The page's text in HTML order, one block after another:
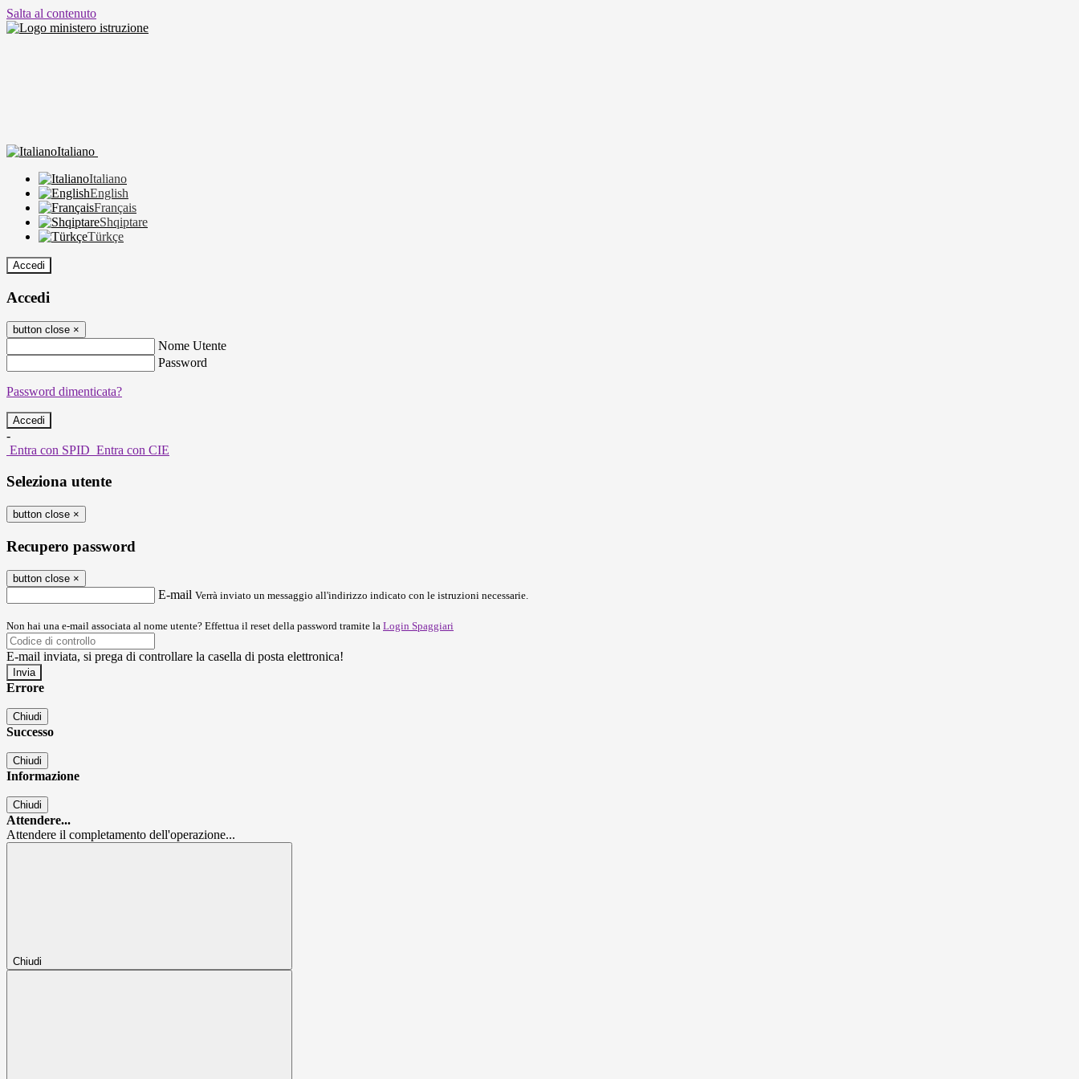
Salta al contenuto
Italiano
Italiano
English
Français
Shqiptare
Türkçe
Accedi
Accedi
button close ×
Nome Utente
Password
Password dimenticata?
-
Entra con SPID Entra con CIE
Seleziona utente
button close ×
Recupero password
button close ×
E-mail Verrà inviato un messaggio all'indirizzo indicato con le istruzioni necessarie.
Non hai una e-mail associata al nome utente? Effettua il reset della password tramite la Login Spaggiari
E-mail inviata, si prega di controllare la casella di posta elettronica!
Errore
Chiudi
Successo
Chiudi
Informazione
Chiudi
Attendere...
Attendere il completamento dell'operazione...
Chiudi